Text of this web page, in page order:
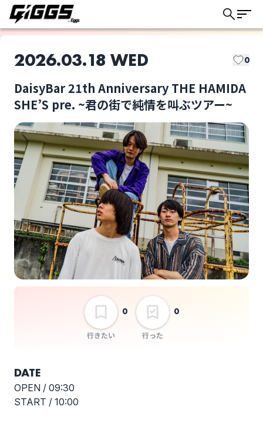
ライブ体験をもっと楽しく、もっと便利
に。
2026.03.18 WED 0
DaisyBar 21th Anniversary THE HAMIDA
SHE’S pre. ~君の街で純情を叫ぶツアー~
行きたい
0
行った
0
SEVENTEEN AGAiN THE HAMIDA SHE'S
愛しておくれ 衝子にメアリーズ
DaisyBar 21th
HAMIDA SHE’S pre. ~
君の街で純情を叫ぶツ
アー~
選択しない
DATE
OPEN / 09:30
START / 10:00
このライブの取り置きは終了しました